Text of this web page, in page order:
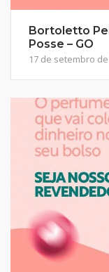
Bortoletto
Posse – GO
17 de setembro de